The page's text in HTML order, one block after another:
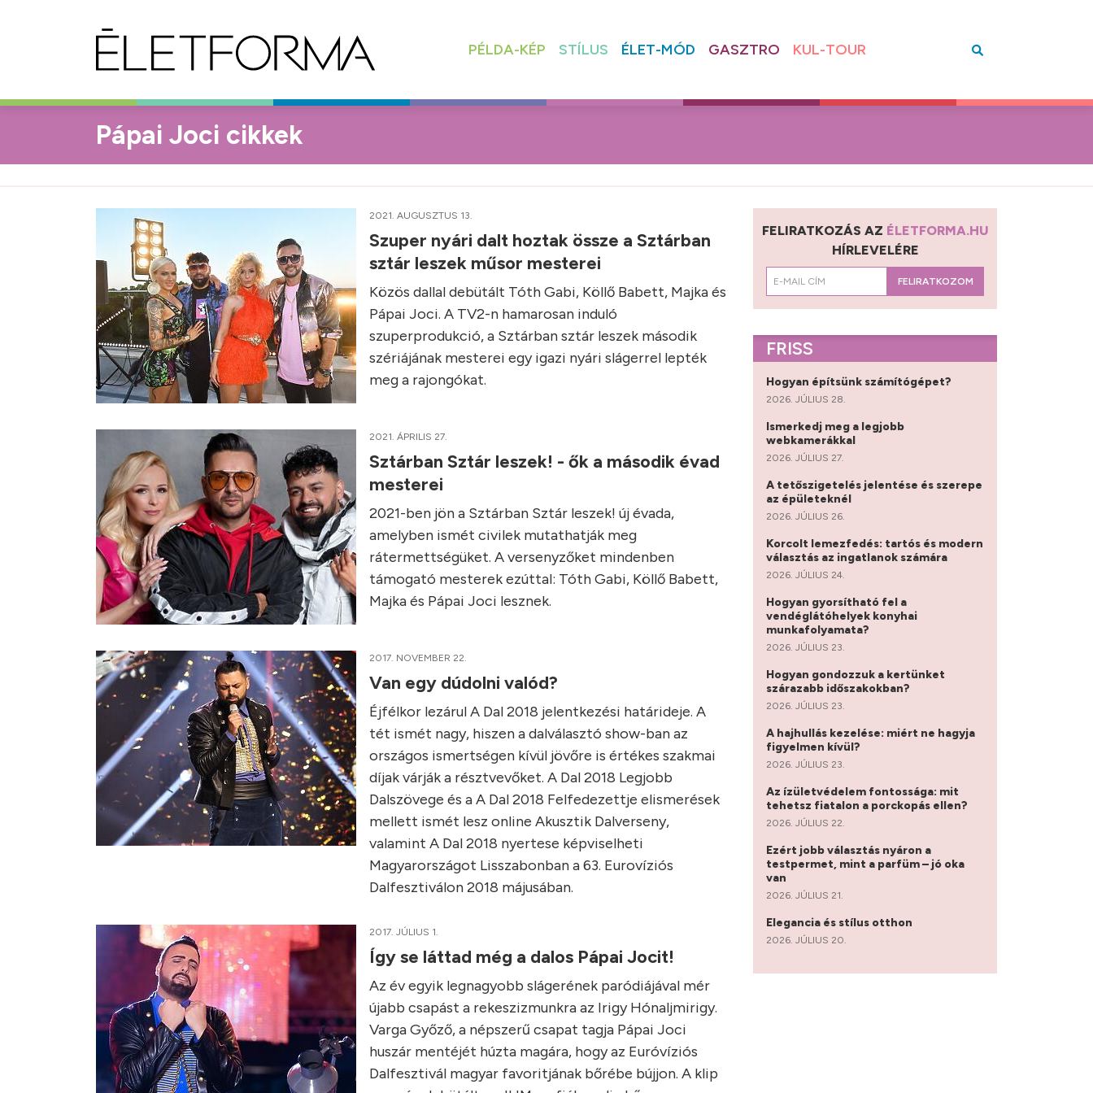
PÉLDA-KÉP STÍLUS ÉLET-MÓD GASZTRO KUL-TOUR
Pápai Joci cikkek
2021. AUGUSZTUS 13.
Szuper nyári dalt hoztak össze a Sztárban
sztár leszek műsor mesterei
Közös dallal debütált Tóth Gabi, Köllő Babett, Majka és
Pápai Joci. A TV2-n hamarosan induló
szuperprodukció, a Sztárban sztár leszek második
szériájának mesterei egy igazi nyári slágerrel lepték
meg a rajongókat.
2021. ÁPRILIS 27.
Sztárban Sztár leszek! - ők a második évad
mesterei
2021-ben jön a Sztárban Sztár leszek! új évada,
amelyben ismét civilek mutathatják meg
rátermettségüket. A versenyzőket mindenben
támogató mesterek ezúttal: Tóth Gabi, Köllő Babett,
Majka és Pápai Joci lesznek.
2017. NOVEMBER 22.
Van egy dúdolni valód?
Éjfélkor lezárul A Dal 2018 jelentkezési határideje. A
tét ismét nagy, hiszen a dalválasztó show-ban az
országos ismertségen kívül jövőre is értékes szakmai
díjak várják a résztvevőket. A Dal 2018 Legjobb
Dalszövege és a A Dal 2018 Felfedezettje elismerések
mellett ismét lesz online Akusztik Dalverseny,
valamint A Dal 2018 nyertese képviselheti
Magyarországot Lisszabonban a 63. Eurovíziós
Dalfesztiválon 2018 májusában.
2017. JÚLIUS 1.
Így se láttad még a dalos Pápai Jocit!
Az év egyik legnagyobb slágerének paródiájával mér
újabb csapást a rekeszizmunkra az Irigy Hónaljmirigy.
Varga Győző, a népszerű csapat tagja Pápai Joci
huszár mentéjét húzta magára, hogy az Euróvíziós
Dalfesztivál magyar favoritjának bőrébe bújjon. A klip
FELIRATKOZÁS AZ ÉLETFORMA.HU
HÍRLEVELÉRE
FELIRATKOZOM
FRISS
Hogyan építsünk számítógépet?
2026. JÚLIUS 28.
Ismerkedj meg a legjobb
webkamerákkal
2026. JÚLIUS 27.
A tetőszigetelés jelentése és szerepe
az épületeknél
2026. JÚLIUS 26.
Korcolt lemezfedés: tartós és modern
választás az ingatlanok számára
2026. JÚLIUS 24.
Hogyan gyorsítható fel a
vendéglátóhelyek konyhai
munkafolyamata?
2026. JÚLIUS 23.
Hogyan gondozzuk a kertünket
szárazabb időszakokban?
2026. JÚLIUS 23.
A hajhullás kezelése: miért ne hagyja
figyelmen kívül?
2026. JÚLIUS 23.
Az ízületvédelem fontossága: mit
tehetsz fiatalon a porckopás ellen?
2026. JÚLIUS 22.
Ezért jobb választás nyáron a
testpermet, mint a parfüm – jó oka
van
2026. JÚLIUS 21.
Elegancia és stílus otthon
2026. JÚLIUS 20.